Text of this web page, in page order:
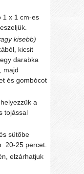
1 x 1 cm-es
kisebb)
kicsit
darabka
majd
és gombócot
a
tojással
sütőbe
20-25 percet.
elzárhatjuk